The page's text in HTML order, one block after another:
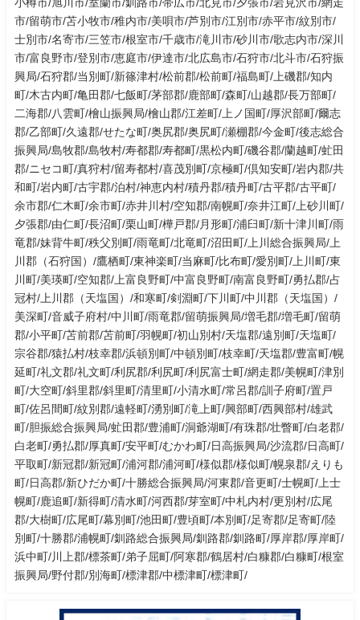
市/留萌市/苫小牧市/稚内市/美唄市/芦別市/江別市/赤平市/紋別市/
士別市/名寄市/三笠市/根室市/千歳市/滝川市/砂川市/歌志内市/深川
市/富良野市/登別市/恵庭市/伊達市/北広島市/石狩市/北斗市/石狩振
興局/石狩郡/当別町/新篠津村/松前郡/松前町/福島町/上磯郡/知内
町/木古内町/亀田郡/七飯町/茅部郡/鹿部町/森町/山越郡/長万部町/
二海郡/八雲町/檜山振興局/檜山郡/江差町/上ノ国町/厚沢部町/爾志
郡/乙部町/久遠郡/せたな町/奥尻郡/奥尻町/瀬棚郡/今金町/後志総合
振興局/島牧郡/島牧村/寿都郡/寿都町/黒松内町/磯谷郡/蘭越町/虻田
郡/ニセコ町/真狩村/留寿都村/喜茂別町/京極町/倶知安町/岩内郡/共
和町/岩内町/古宇郡/泊村/神恵内村/積丹郡/積丹町/古平郡/古平町/
余市郡/仁木町/余市町/赤井川村/空知郡/南幌町/奈井江町/上砂川町/
夕張郡/由仁町/長沼町/栗山町/樺戸郡/月形町/浦臼町/新十津川町/雨
竜郡/妹背牛町/秩父別町/雨竜町/北竜町/沼田町/上川総合振興局/上
川郡（石狩国）/鷹栖町/東神楽町/当麻町/比布町/愛別町/上川町/東
川町/美瑛町/空知郡/上富良野町/中富良野町/南富良野町/勇払郡/占
冠村/上川郡（天塩国）/和寒町/剣淵町/下川町/中川郡（天塩国）/
美深町/音威子府村/中川町/雨竜郡/留萌振興局/増毛郡/増毛町/留萌
郡/小平町/苫前郡/苫前町/羽幌町/初山別村/天塩郡/遠別町/天塩町/
宗谷郡/猿払村/枝幸郡/浜頓別町/中頓別町/枝幸町/天塩郡/豊富町/幌
延町/礼文郡/礼文町/利尻郡/利尻町/利尻富士町/網走郡/美幌町/津別
町/大空町/斜里郡/斜里町/清里町/小清水町/常呂郡/訓子府町/置戸
町/佐呂間町/紋別郡/遠軽町/湧別町/滝上町/興部町/西興部村/雄武
町/胆振総合振興局/虻田郡/豊浦町/洞爺湖町/有珠郡/壮瞥町/白老郡/
白老町/勇払郡/厚真町/安平町/むかわ町/日高振興局/沙流郡/日高町/
平取町/新冠郡/新冠町/浦河郡/浦河町/様似郡/様似町/幌泉郡/えりも
町/日高郡/新ひだか町/十勝総合振興局/河東郡/音更町/士幌町/上士
幌町/鹿追町/新得町/清水町/河西郡/芽室町/中札内村/更別村/広尾
郡/大樹町/広尾町/幕別町/池田町/豊頃町/本別町/足寄郡/足寄町/陸
別町/十勝郡/浦幌町/釧路総合振興局/釧路郡/釧路町/厚岸郡/厚岸町/
浜中町/川上郡/標茶町/弟子屈町/阿寒郡/鶴居村/白糠郡/白糠町/根室
振興局/野付郡/別海町/標津郡/中標津町/標津町/